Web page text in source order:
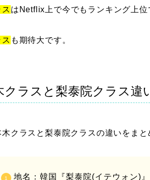
はNetflix上で今でもランキング上
も期待大です。
クラスと 梨泰院クラス違
クラスと梨泰院クラスの違いをまと
地名：韓国『梨泰院(イテウォン)